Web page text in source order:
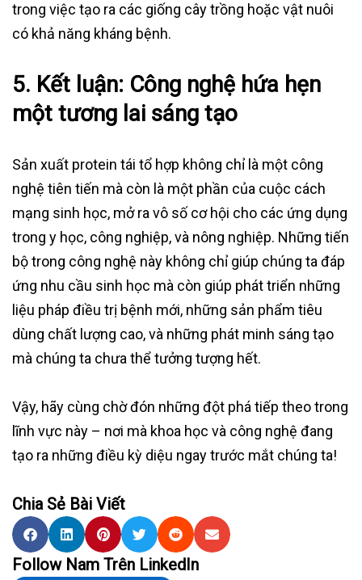
trong việc tạo ra các giống cây trồng hoặc vật nuôi
có khả năng kháng bệnh.
5. Kết luận: Công nghệ hứa hẹn
một tương lai sáng tạo
Sản xuất protein tái tổ hợp không chỉ là một công
nghệ tiên tiến mà còn là một phần của cuộc cách
mạng sinh học, mở ra vô số cơ hội cho các ứng dụng
trong y học, công nghiệp, và nông nghiệp. Những tiến
bộ trong công nghệ này không chỉ giúp chúng ta đáp
ứng nhu cầu sinh học mà còn giúp phát triển những
liệu pháp điều trị bệnh mới, những sản phẩm tiêu
dùng chất lượng cao, và những phát minh sáng tạo
mà chúng ta chưa thể tưởng tượng hết.
Vậy, hãy cùng chờ đón những đột phá tiếp theo trong
lĩnh vực này – nơi mà khoa học và công nghệ đang
tạo ra những điều kỳ diệu ngay trước mắt chúng ta!
Chia Sẻ Bài Viết
Follow Nam Trên LinkedIn